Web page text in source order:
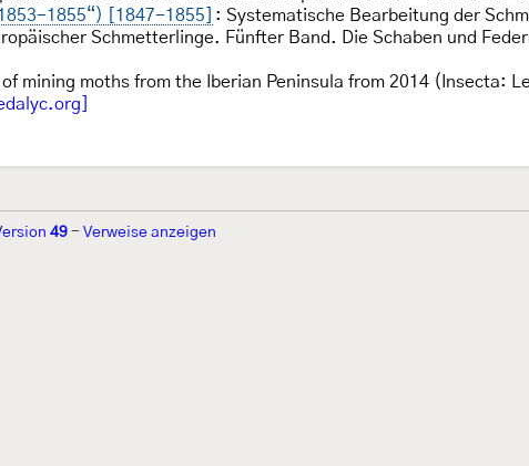
1855“) [1847-1855]
: Systematische Bearbeitung der
Schmetterlinge. Fünfter Band. Die Schaben und
mining moths from the Iberian Peninsula from 2014 (Insecta:
49 - Verweise anzeigen